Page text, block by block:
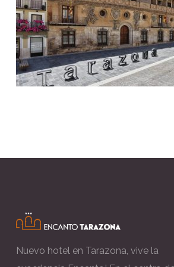
Nuevo hotel en Tarazona, vive la